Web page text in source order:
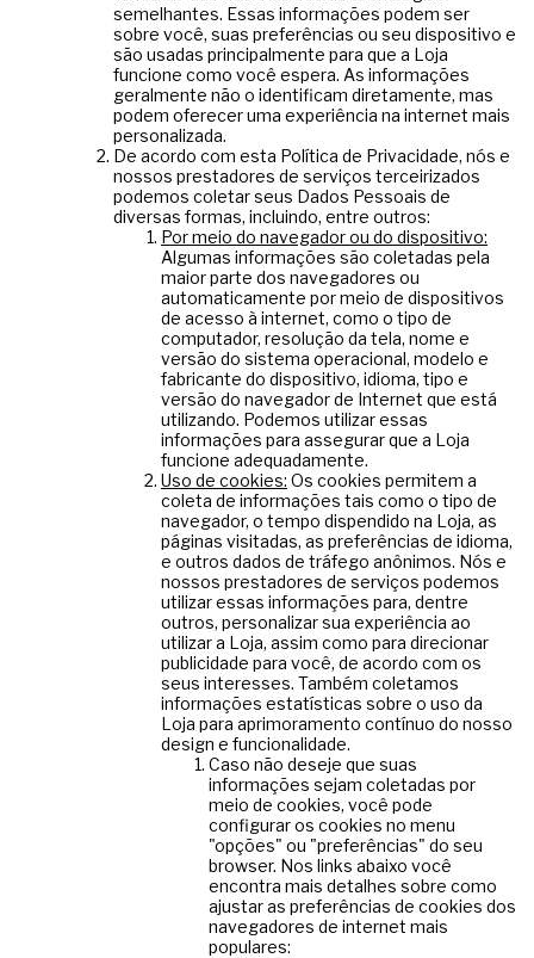
semelhantes. Essas informações podem ser
sobre você, suas preferências ou seu dispositivo e
são usadas principalmente para que a Loja
funcione como você espera. As informações
geralmente não o identificam diretamente, mas
podem oferecer uma experiência na internet mais
personalizada.
De acordo com esta Política de Privacidade, nós e
nossos prestadores de serviços terceirizados
podemos coletar seus Dados Pessoais de
diversas formas, incluindo, entre outros:
Por meio do navegador ou do dispositivo:
Algumas informações são coletadas pela
maior parte dos navegadores ou
automaticamente por meio de dispositivos
de acesso à internet, como o tipo de
computador, resolução da tela, nome e
versão do sistema operacional, modelo e
fabricante do dispositivo, idioma, tipo e
versão do navegador de Internet que está
utilizando. Podemos utilizar essas
informações para assegurar que a Loja
funcione adequadamente.
Uso de cookies: Os cookies permitem a
coleta de informações tais como o tipo de
navegador, o tempo dispendido na Loja, as
páginas visitadas, as preferências de idioma,
e outros dados de tráfego anônimos. Nós e
nossos prestadores de serviços podemos
utilizar essas informações para, dentre
outros, personalizar sua experiência ao
utilizar a Loja, assim como para direcionar
publicidade para você, de acordo com os
seus interesses. Também coletamos
informações estatísticas sobre o uso da
Loja para aprimoramento contínuo do nosso
design e funcionalidade.
Caso não deseje que suas
informações sejam coletadas por
meio de cookies, você pode
configurar os cookies no menu
"opções" ou "preferências" do seu
browser. Nos links abaixo você
encontra mais detalhes sobre como
ajustar as preferências de cookies dos
navegadores de internet mais
populares: